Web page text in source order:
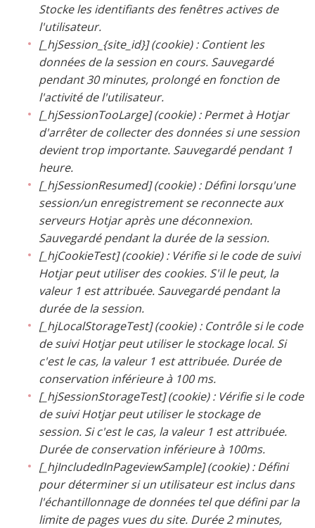
Stocke les identifiants des fenêtres actives de
l'utilisateur.
[_hjSession_{site_id}] (cookie) : Contient les
données de la session en cours. Sauvegardé
pendant 30 minutes, prolongé en fonction de
l'activité de l'utilisateur.
[_hjSessionTooLarge] (cookie) : Permet à Hotjar
d'arrêter de collecter des données si une session
devient trop importante. Sauvegardé pendant 1
heure.
[_hjSessionResumed] (cookie) : Défini lorsqu'une
session/un enregistrement se reconnecte aux
serveurs Hotjar après une déconnexion.
Sauvegardé pendant la durée de la session.
[_hjCookieTest] (cookie) : Vérifie si le code de suivi
Hotjar peut utiliser des cookies. S'il le peut, la
valeur 1 est attribuée. Sauvegardé pendant la
durée de la session.
[_hjLocalStorageTest] (cookie) : Contrôle si le code
de suivi Hotjar peut utiliser le stockage local. Si
c'est le cas, la valeur 1 est attribuée. Durée de
conservation inférieure à 100 ms.
[_hjSessionStorageTest] (cookie) : Vérifie si le code
de suivi Hotjar peut utiliser le stockage de
session. Si c'est le cas, la valeur 1 est attribuée.
Durée de conservation inférieure à 100ms.
[_hjIncludedInPageviewSample] (cookie) : Défini
pour déterminer si un utilisateur est inclus dans
l'échantillonnage de données tel que défini par la
limite de pages vues du site. Durée 2 minutes,